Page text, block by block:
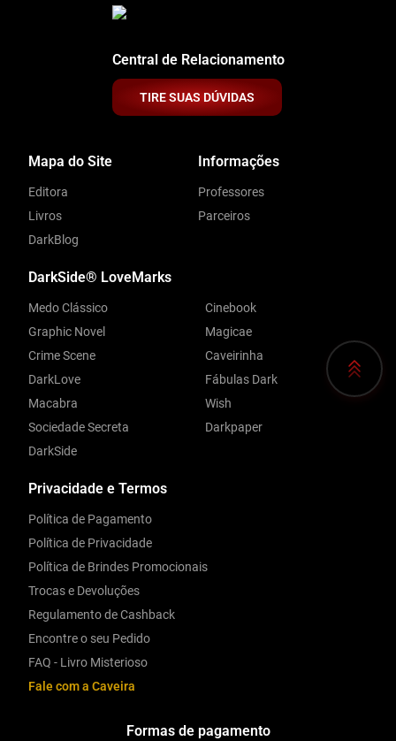
Central de Relacionamento
TIRE SUAS DÚVIDAS
Privacidade e Termos
Política de Pagamento
Política de Privacidade
Política de Brindes Promocionais
Trocas e Devoluções
Regulamento de Cashback
Encontre o seu Pedido
FAQ - Livro Misterioso
Fale com a Caveira
Mapa do Site
Editora
Livros
DarkBlog
Informações
Professores
Parceiros
DarkSide® LoveMarks
Medo Clássico
Graphic Novel
Crime Scene
DarkLove
Macabra
Sociedade Secreta
DarkSide
Cinebook
Magicae
Caveirinha
Fábulas Dark
Wish
Darkpaper
Formas de pagamento